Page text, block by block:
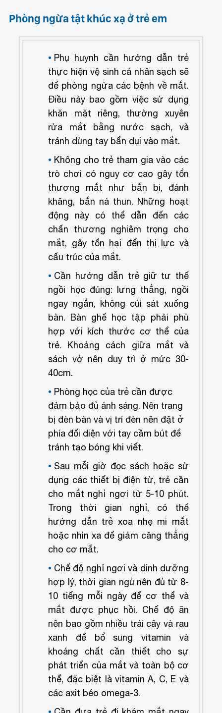
Phòng ngừa tật khúc xạ ở trẻ em
Phụ huynh cần hướng dẫn trẻ
thực hiện vệ sinh cá nhân sạch sẽ
để phòng ngừa các bệnh về mắt.
Điều này bao gồm việc sử dụng
khăn mặt riêng, thường xuyên
rửa mắt bằng nước sạch, và
tránh dùng tay bẩn dụi vào mắt.
Không cho trẻ tham gia vào các
trò chơi có nguy cơ cao gây tổn
thương mắt như bắn bi, đánh
khăng, bắn ná thun. Những hoạt
động này có thể dẫn đến các
chấn thương nghiêm trọng cho
mắt, gây tổn hại đến thị lực và
cấu trúc của mắt.
Cần hướng dẫn trẻ giữ tư thế
ngồi học đúng: lưng thẳng, ngồi
ngay ngắn, không cúi sát xuống
bàn. Bàn ghế học tập phải phù
hợp với kích thước cơ thể của
trẻ. Khoảng cách giữa mắt và
sách vở nên duy trì ở mức 30-
40cm.
Phòng học của trẻ cần được
đảm bảo đủ ánh sáng. Nên trang
bị đèn bàn và vị trí đèn nên đặt ở
phía đối diện với tay cầm bút để
tránh tạo bóng khi viết.
Sau mỗi giờ đọc sách hoặc sử
dụng các thiết bị điện tử, trẻ cần
cho mắt nghỉ ngơi từ 5-10 phút.
Trong thời gian nghỉ, có thể
hướng dẫn trẻ xoa nhẹ mi mắt
hoặc nhìn xa để giảm căng thẳng
cho cơ mắt.
Chế độ nghỉ ngơi và dinh dưỡng
hợp lý, thời gian ngủ nên đủ từ 8-
10 tiếng mỗi ngày để cơ thể và
mắt được phục hồi. Chế độ ăn
nên bao gồm nhiều trái cây và rau
xanh để bổ sung vitamin và
khoáng chất cần thiết cho sự
phát triển của mắt và toàn bộ cơ
thể, đặc biệt là vitamin A, C, E và
các axit béo omega-3.